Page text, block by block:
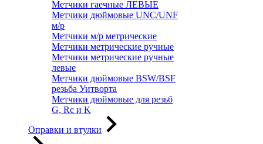
Метчики гаечные ЛЕВЫЕ
Метчики дюймовые UNC/UNF
м/р
Метчики м/р метрические
Метчики метрические ручные
Метчики метрические ручные
левые
Метчики дюймовые BSW/BSF
резьба Уитворта
Метчики дюймовые для резьб
G, Rc и K
Оправки и втулки